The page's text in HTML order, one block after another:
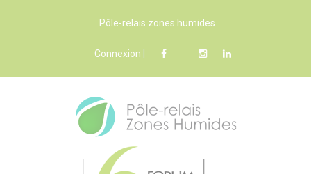
Pôle-relais zones humides
Connexion